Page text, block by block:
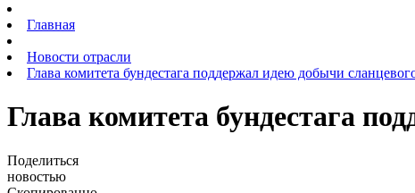
Главная
Новости отрасли
Глава комитета бундестага поддержал идею добычи
Глава комитета бундестага
Поделиться
новостью